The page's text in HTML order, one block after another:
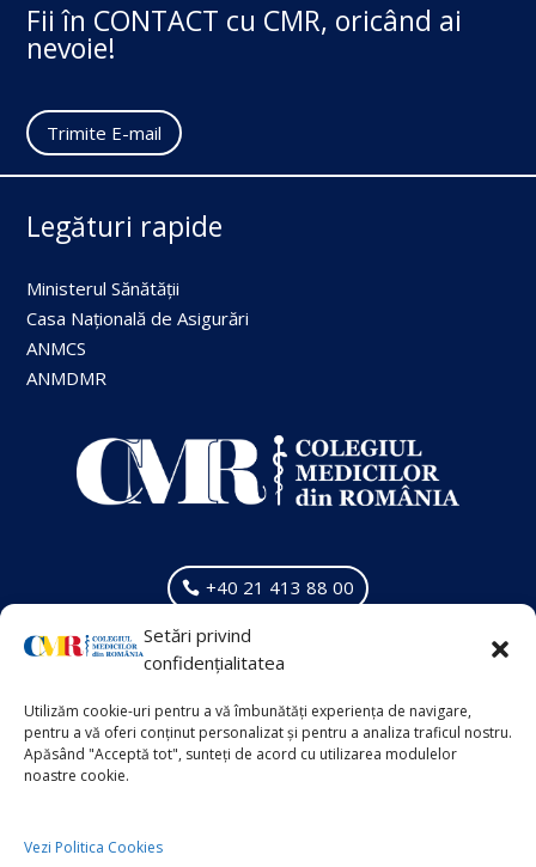
Setări privind
confidențialitatea
Utilizăm cookie-uri pentru a vă îmbunătăți experiența de navigare,
pentru a vă oferi conținut personalizat și pentru a analiza traficul nostru.
Apăsând "Acceptă tot", sunteți de acord cu utilizarea modulelor
noastre cookie.
Vezi Politica Cookies
Fii în CONTACT cu CMR, oricând ai
nevoie!
Trimite E-mail
Legături rapide
Ministerul Sănătății
Casa Națională de Asigurări
ANMCS
ANMDMR
+40 21 413 88 00
VECHIUL SITE
Info Suplimentar
Politica de Cookies